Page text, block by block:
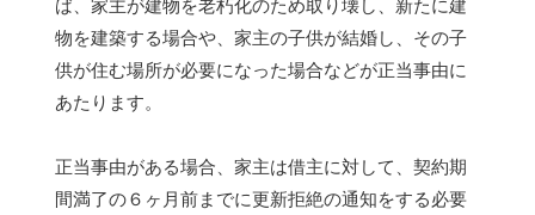
ば、家主が建物を老朽化のため取り壊し、新たに建
物を建築する場合や、家主の子供が結婚し、その子
供が住む場所が必要になった場合などが正当事由に
あたります。
正当事由がある場合、家主は借主に対して、契約期
間満了の６ヶ月前までに更新拒絶の通知をする必要